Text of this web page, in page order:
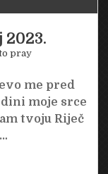
2023.
pray
me pred
moje srce
tvoju Riječ